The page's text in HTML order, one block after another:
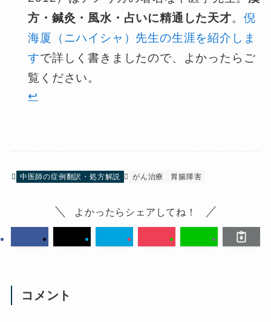
方・鍼灸・風水・占いに精通した天才。 倪
海厦（ニハイシャ）先生の生涯を紹介しま
すで詳しく書きましたので、よかったらご
覧ください。
↩︎
中医師の症例翻訳・処方解説 がん治療 胃腸障害
よかったらシェアしてね！
コメント